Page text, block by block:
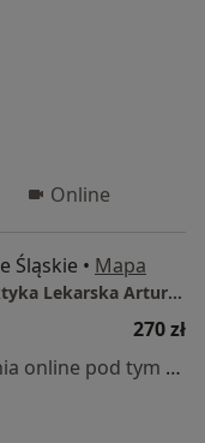
Online
Śląskie • Mapa
Indywidualna Specjalistyczna Praktyka Lekarska Artur Marcinkiewicz
270 zł
Specjalista nie oferuje umawiania online pod tym adresem.